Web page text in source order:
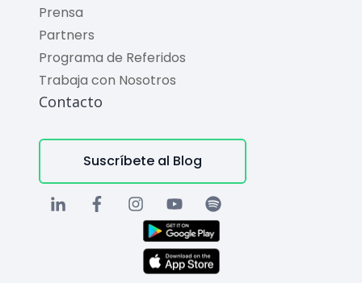
Prensa
Partners
Programa de Referidos
Trabaja con Nosotros
Contacto
Suscríbete al Blog